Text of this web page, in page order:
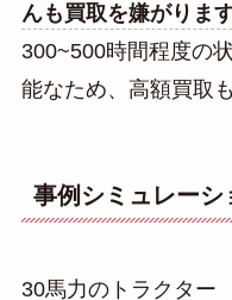
んも買取を嫌がります
300~500時間程度の
能なため、高額買取
事例シミュレーシ
30馬力のトラクター